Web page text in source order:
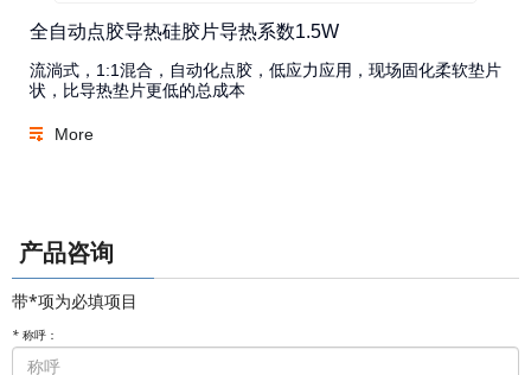
全自动点胶导热硅胶片导热系数1.5W
流淌式，1:1混合，自动化点胶，低应力应用，现场固化柔软垫片
状，比导热垫片更低的总成本
More
产品咨询
带*项为必填项目
* 称呼：